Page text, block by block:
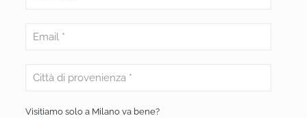
Visitiamo solo a Milano va bene?